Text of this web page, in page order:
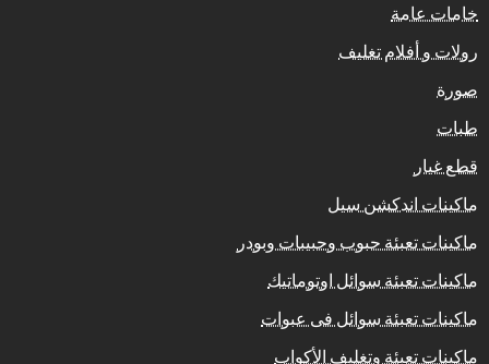
خامات عامة
رولات و أفلام تغليف
صورة
طبات
قطع غيار
ماكينات اندكشن سيل
ماكينات تعبئة حبوب وحبيبات وبودر
ماكينات تعبئة سوائل اوتوماتيك
ماكينات تعبئة سوائل فى عبوات
ماكينات تعبئة وتغليف الأكواب